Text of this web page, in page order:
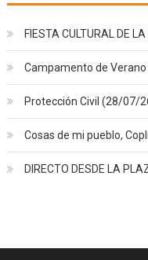
FIESTA CULTURAL DE
Campamento de
Protección Civil (28/07/
Cosas de mi pueblo,
DIRECTO DESDE LA